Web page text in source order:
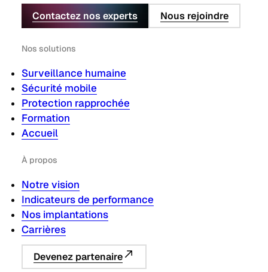
Contactez nos experts Nous rejoindre
Nos solutions
Surveillance humaine
Sécurité mobile
Protection rapprochée
Formation
Accueil
À propos
Notre vision
Indicateurs de performance
Nos implantations
Carrières
Devenez partenaire